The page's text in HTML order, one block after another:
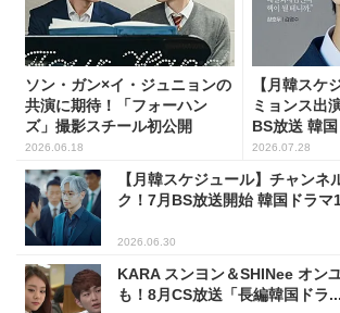
ソン・ガン×イ・ジュニョンの
共演に期待！「フォーハン
ズ」撮影スチール初公開
2026.06.18
【月韓スケ
ミョンス出
BS放送 韓
2026.07.28
【月韓スケジュール】チャンネ
ク！7月BS放送開始 韓国ドラマ
2026.06.30
KARA スンヨン＆SHINee オン
も！8月CS放送「長編韓国ドラ...